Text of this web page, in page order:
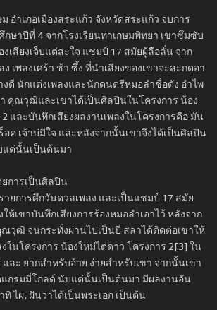
อำเภอเมืองสระแก้ว จังหวัดสระแก้ว จบการ
ษาปีที่ 4 จากโรงเรียนท่าเกษมพิทยา เขาซึมซับ
งเสียงเจ็บแต่สะใจ แชมป์ 17 สมัยผู้ลือลั่น จาก
เพลงเศร้า ช้า ซึ้ง ที่นำเสียงของเขาจะสะกดอา
ดี นักแต่งเพลงและนักดนตรีหมอลำชื่อดัง อำไพ
คุณวุฒิและเขาได้เป็นศิลปินในโครงการ น้อง
2 และบันทึกเสียงผลงานเพลงในโครงการคือ มัน
อค เจ้าบ่มีใจ และหลังจากนั้นเขาจึงได้เป็นศิลปิน
แต่นั้นเป็นต้นมา
ยการเป็นศิลปิน
ายการศึกวันดวลเพลง และเป็นแชมป์ 17 สมัย
ห้เขาบันทึกเสียงการร้องหมอลำเอาไว้ หลังจาก
วุฒิ จนกระทั่งผ่านไปเป็นปี สลาได้ติดต่อเขาให้
งในโครงการ น้องใหม่ไต่ดาว โครงการ 2[3] ใน
และ ยากสำหรับอ้าย ง่ายสำหรับเขา จากนั้นเขา
กรมมี่โกลด์ นับแต่นั้นเป็นต้นมา มีผลงานอัน
ไผ, ฝันว่าได้เป็นพระเอก เป็นต้น